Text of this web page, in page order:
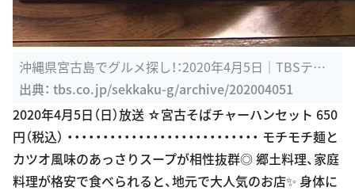
沖縄県宮古島でグルメ探し！：2020年4月5日｜TBSテレ
ビ：バナナマンの ...
出典： tbs.co.jp/sekkaku-g/archive/202004051
2020年4月5日（日）放送 ☆宮古そばチャーハンセット 650
円（税込） ・・・・・・・・・・・・・・・・・・・・・・・・・・・ モチモチ麺と
カツオ風味のあっさりスープが相性抜群◎ 郷土料理、家庭
料理が格安で食べられると、地元で大人気のお店✨ 身体に